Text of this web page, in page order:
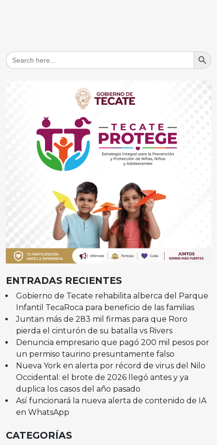
Search
for:
Search
ENTRADAS RECIENTES
Gobierno de Tecate rehabilita alberca del Parque
Infantil TecaRoca para beneficio de las familias
Juntan más de 283 mil firmas para que Roro
pierda el cinturón de su batalla vs Rivers
Denuncia empresario que pagó 200 mil pesos por
un permiso taurino presuntamente falso
Nueva York en alerta por récord de virus del Nilo
Occidental: el brote de 2026 llegó antes y ya
duplica los casos del año pasado
Así funcionará la nueva alerta de contenido de IA
en WhatsApp
CATEGORÍAS